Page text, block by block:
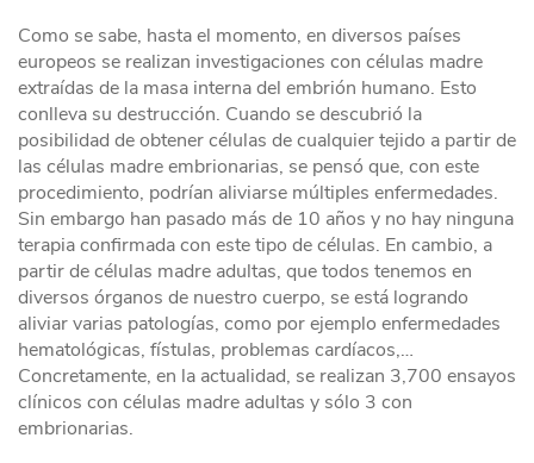
Como se sabe, hasta el momento, en diversos países
europeos se realizan investigaciones con células madre
extraídas de la masa interna del embrión humano. Esto
conlleva su destrucción. Cuando se descubrió la
posibilidad de obtener células de cualquier tejido a partir de
las células madre embrionarias, se pensó que, con este
procedimiento, podrían aliviarse múltiples enfermedades.
Sin embargo han pasado más de 10 años y no hay ninguna
terapia confirmada con este tipo de células. En cambio, a
partir de células madre adultas, que todos tenemos en
diversos órganos de nuestro cuerpo, se está logrando
aliviar varias patologías, como por ejemplo enfermedades
hematológicas, fístulas, problemas cardíacos,…
Concretamente, en la actualidad, se realizan 3,700 ensayos
clínicos con células madre adultas y sólo 3 con
embrionarias.